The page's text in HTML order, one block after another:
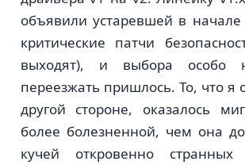
объявили устаревшей в начале
критические патчи
выходят), и выбора
переезжать пришлось. То, что я
другой стороне, оказалось
более болезненной, чем она
кучей откровенно